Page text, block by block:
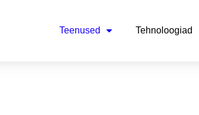
Teenused Tehnoloogiad